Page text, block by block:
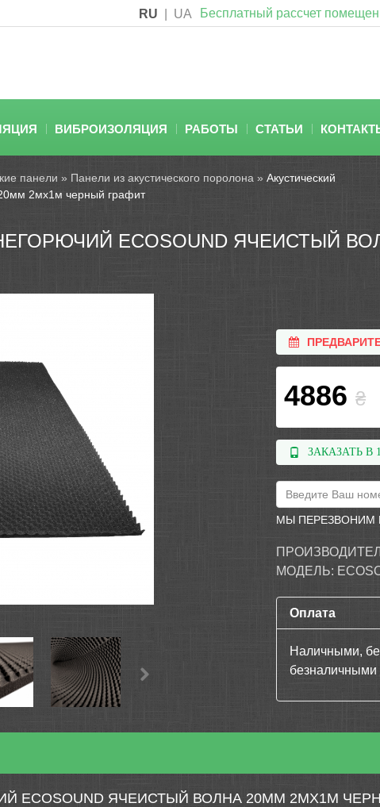
RU UA Бесплатный рассчет
ВИБРОИЗОЛЯЦИЯ РАБОТЫ СТАТЬИ
панели » Панели из акустического поролона » Акустический
2мх1м черный графит
ECOSOUND ЯЧЕИСТЫЙ
4886 ₴
ЗАКАЗАТЬ В
МЫ ПЕРЕЗВОНИМ
МОДЕЛЬ:
Оплата
Наличными,
безналичными
ECOSOUND ЯЧЕИСТЫЙ ВОЛНА 20ММ 2МХ1М